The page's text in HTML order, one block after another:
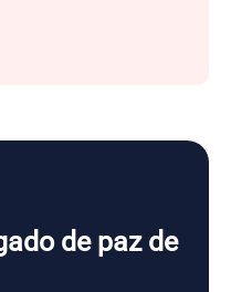
de paz de